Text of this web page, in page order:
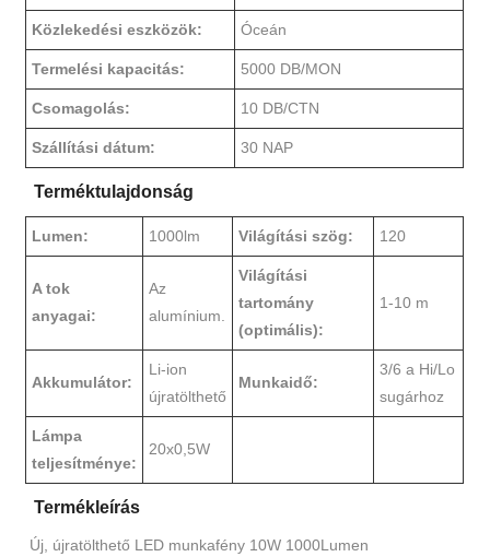
Közlekedési eszközök: Óceán
Termelési kapacitás: 5000 DB/MON
Csomagolás: 10 DB/CTN
Szállítási dátum: 30 NAP
Terméktulajdonság
Lumen: 1000lm Világítási szög: 120
A tok
anyagai:
Az
alumínium.
Világítási
tartomány
(optimális):
1-10 m
Akkumulátor:
Li-ion
újratölthető
Munkaidő:
3/6 a Hi/Lo
sugárhoz
Lámpa
teljesítménye:
20x0,5W
Termékleírás
Új, újratölthető LED munkafény 10W 1000Lumen